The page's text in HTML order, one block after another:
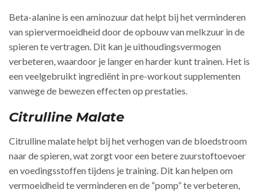
Beta-alanine is een aminozuur dat helpt bij het verminderen
van spiervermoeidheid door de opbouw van melkzuur in de
spieren te vertragen. Dit kan je uithoudingsvermogen
verbeteren, waardoor je langer en harder kunt trainen. Het is
een veelgebruikt ingrediënt in pre-workout supplementen
vanwege de bewezen effecten op prestaties.
Citrulline Malate
Citrulline malate helpt bij het verhogen van de bloedstroom
naar de spieren, wat zorgt voor een betere zuurstoftoevoer
en voedingsstoffen tijdens je training. Dit kan helpen om
vermoeidheid te verminderen en de “pomp” te verbeteren,